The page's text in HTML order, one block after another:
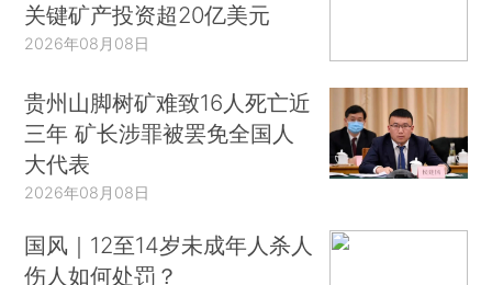
关键矿产投资超20亿美元
2026年08月08日
贵州山脚树矿难致16人死亡近
三年 矿长涉罪被罢免全国人
大代表
2026年08月08日
国风｜12至14岁未成年人杀人
伤人如何处罚？